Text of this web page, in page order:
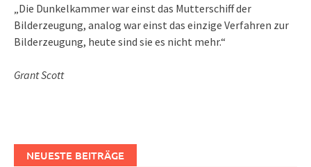
„Die Dunkelkammer war einst das Mutterschiff der
Bilderzeugung, analog war einst das einzige Verfahren zur
Bilderzeugung, heute sind sie es nicht mehr.“
Grant Scott
NEUESTE BEITRÄGE